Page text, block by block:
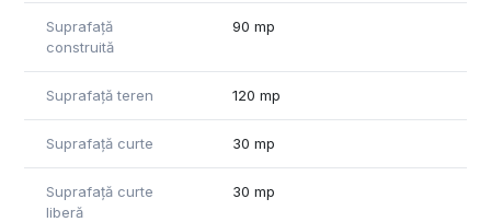
Suprafață
construită
90 mp
Suprafață teren 120 mp
Suprafață curte 30 mp
Suprafață curte
liberă
30 mp